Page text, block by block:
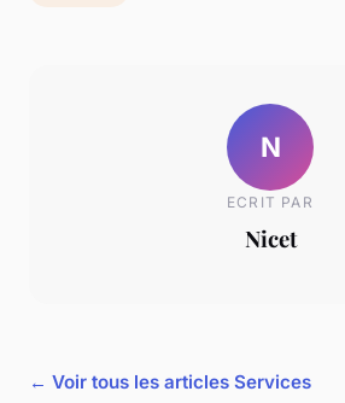
N
ECRIT PAR
Nicet
← Voir tous les articles Services